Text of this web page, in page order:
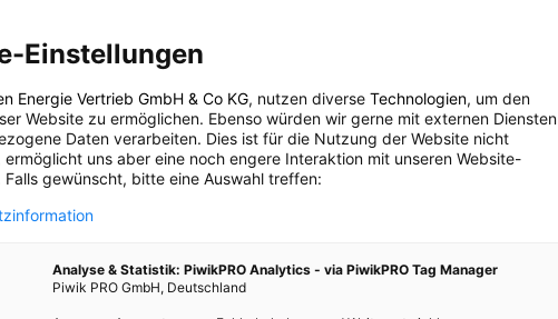
selbst benötigt.
bleibt zugänglich
von Gründächern wird durch klassische
wachsen unter Modulen weiter, sind aber schwer
Laut Katrin Helmchen vom Gartenbauamt ermöglicht
kriechen“, um Bewuchs zu entfernen.
Einstellungen
Energie Vertrieb GmbH & Co KG, nutzen diverse Technologien, um den
Website zu ermöglichen. Ebenso würden wir gerne mit externen Diensten
Daten verarbeiten. Dies ist für die Nutzung der Website nicht
ermöglicht uns aber eine noch engere Interaktion mit unseren Website-
Falls gewünscht, bitte eine Auswahl treffen:
Analyse & Statistik: PiwikPRO Analytics - via PiwikPRO Tag Manager
Piwik PRO GmbH, Deutschland